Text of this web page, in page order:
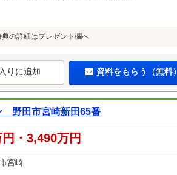
典の詳細はプレゼント欄へ
りに追加 資料をもらう（無料）
野田市宮崎新田65番
・3,490万円
宮崎